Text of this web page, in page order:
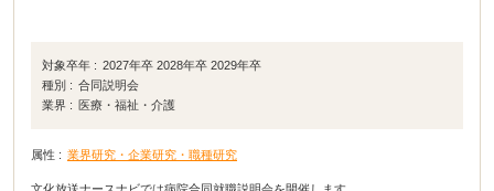
対象卒年 : 2027年卒 2028年卒 2029年卒
種別 : 合同説明会
業界 :
医療・福祉・介護
属性 : 業界研究・企業研究・職種研究